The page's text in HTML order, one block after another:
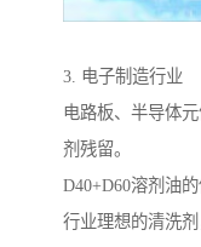
3. 电子制造行业
电路板、半导体
剂残留。
D40+D60溶剂油
行业理想的清洗剂